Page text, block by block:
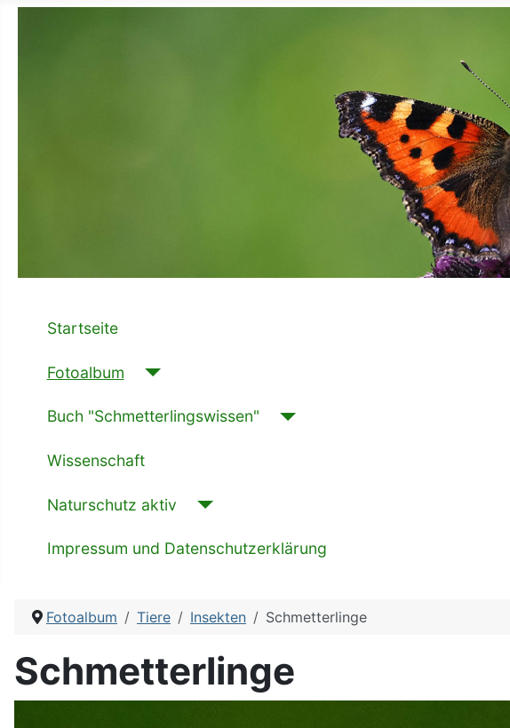
Startseite
Fotoalbum
Buch "Schmetterlingswissen"
Wissenschaft
Naturschutz aktiv
Impressum und Datenschutzerklärung
Fotoalbum Tiere Insekten Schmetterlinge
Schmetterlinge